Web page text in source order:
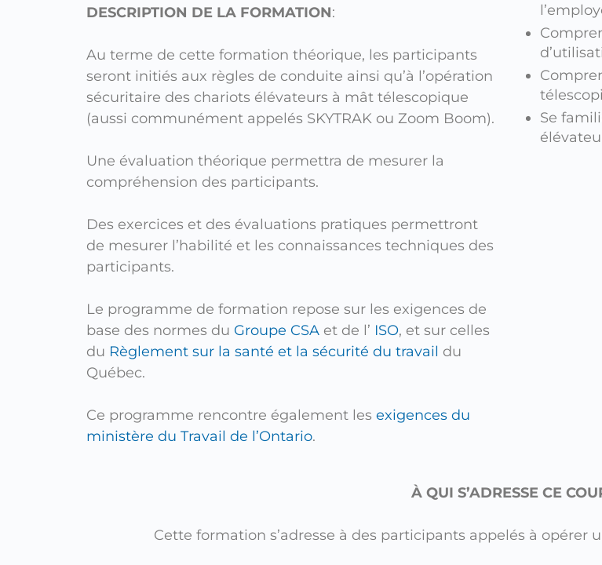
DESCRIPTION DE LA FORMATION:
Au terme de cette formation théorique, les participants
seront initiés aux règles de conduite ainsi qu’à l’opération
sécuritaire des chariots élévateurs à mât télescopique
(aussi communément appelés SKYTRAK ou Zoom Boom).
Une évaluation théorique permettra de mesurer la
compréhension des participants.
Des exercices et des évaluations pratiques permettront
de mesurer l’habilité et les connaissances techniques des
participants.
Le programme de formation repose sur les exigences de
base des normes du Groupe CSA et de l’ ISO, et sur celles
du Règlement sur la santé et la sécurité du travail du
Québec.
Ce programme rencontre également les exigences du
ministère du Travail de l’Ontario.
Se
À QUI S’ADRESSE CE
Cette formation s’adresse à des participants appelés à